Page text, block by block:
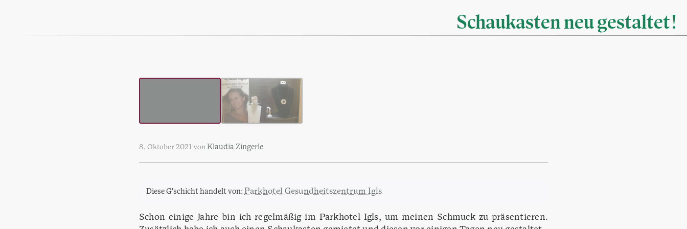
Schaukasten neu gestaltet!
8. Oktober 2021 von Klaudia Zingerle
Diese G'schicht handelt von: Parkhotel Gesundheitszentrum Igls
Schon einige Jahre bin ich regelmäßig im Parkhotel Igls, um meinen Schmuck zu präsentieren.